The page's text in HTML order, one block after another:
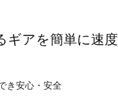
ギアを簡単に速
き安心・安全